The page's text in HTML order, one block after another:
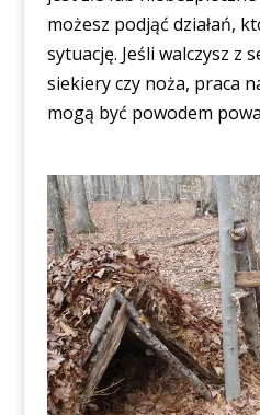
możesz podjąć działań,
sytuację. Jeśli walczysz z
siekiery czy noża, praca
mogą być powodem